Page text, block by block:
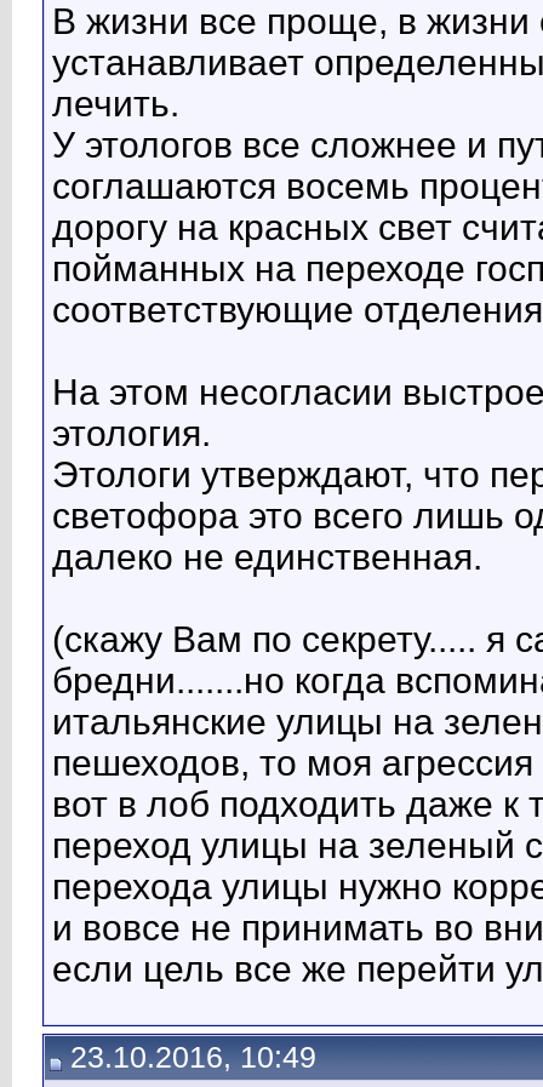
В жизни все проще, в жизни
устанавливает
лечить.
У этологов все сложнее и
соглашаются восемь
дорогу на красных свет
пойманных на переходе
соответствующие
На этом несогласии
этология.
Этологи утверждают, что
светофора это всего лишь
далеко не единственная.
(скажу Вам по секрету..... я
бредни.......но когда
итальянские улицы на
пешеходов, то моя агрессия
вот в лоб подходить даже к
переход улицы на зеленый
перехода улицы нужно
и вовсе не принимать во
если цель все же перейти
23.10.2016, 10:49